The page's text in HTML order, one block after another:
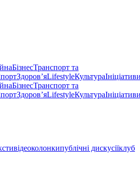
БізнесТранспорт та
ЗдоровʼяLifestyleКультура
БізнесТранспорт та
ЗдоровʼяLifestyleКультура
відеоколонкипублічні дискусіїклуб